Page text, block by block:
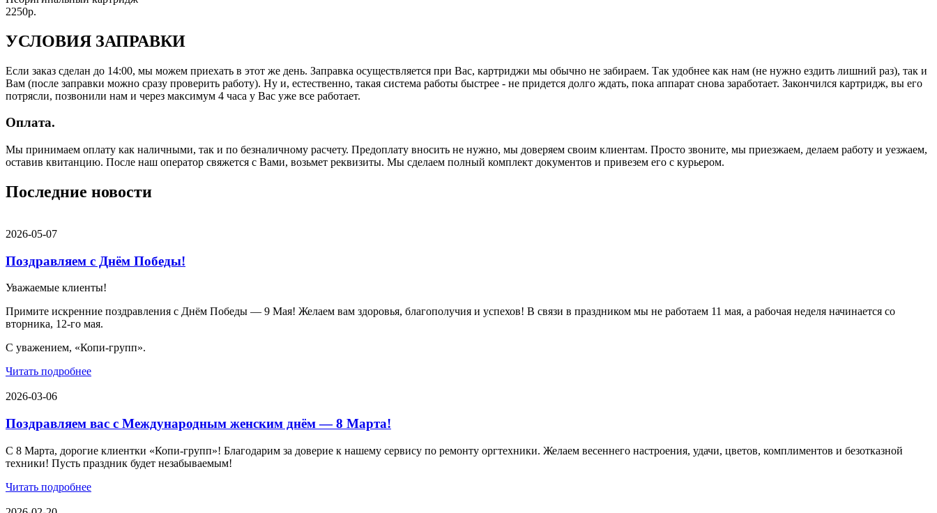
2250р.
УСЛОВИЯ ЗАПРАВКИ
Если заказ сделан до 14:00, мы можем приехать в этот же день. Заправка осуществляется при Вас, картриджи мы обычно не забираем. Так удобнее как нам (не нужно ездить лишний раз), так и
Вам (после заправки можно сразу проверить работу). Ну и, естественно, такая система работы быстрее - не придется долго ждать, пока аппарат снова заработает. Закончился картридж, вы его
потрясли, позвонили нам и через максимум 4 часа у Вас уже все работает.
Оплата.
Мы принимаем оплату как наличными, так и по безналичному расчету. Предоплату вносить не нужно, мы доверяем своим клиентам. Просто звоните, мы приезжаем, делаем работу и уезжаем,
оставив квитанцию. После наш оператор свяжется с Вами, возьмет реквизиты. Мы сделаем полный комплект документов и привезем его с курьером.
Последние новости
2026-05-07
Поздравляем с Днём Победы!
Уважаемые клиенты!
Примите искренние поздравления с Днём Победы — 9 Мая! Желаем вам здоровья, благополучия и успехов! В связи в праздником мы не работаем 11 мая, а рабочая неделя начинается со
вторника, 12-го мая.
С уважением, «Копи-групп».
Читать подробнее
2026-03-06
Поздравляем вас с Международным женским днём — 8 Марта!
С 8 Марта, дорогие клиентки «Копи‑групп»! Благодарим за доверие к нашему сервису по ремонту оргтехники. Желаем весеннего настроения, удачи, цветов, комплиментов и безотказной
техники! Пусть праздник будет незабываемым!
Читать подробнее